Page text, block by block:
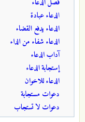
الدعاء عبادة
الدعاء يدفع القضاء
الدعاء شفاء من الداء
آداب الدعاء
إستجابة الدعاء
الدعاء للاخوان
دعوات مستجابة
دعوات لا تستجاب